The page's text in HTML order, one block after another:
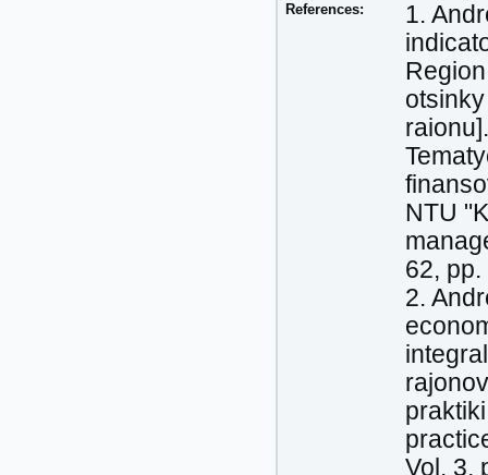
References:
1.
NTU
62, pp.
2.
Vol. 3,